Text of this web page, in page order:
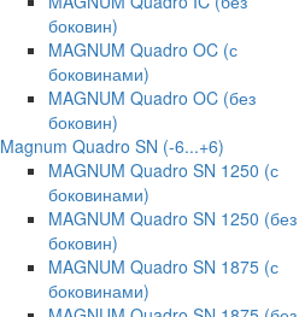
боковин)
MAGNUM Quadro OC (с
боковинами)
MAGNUM Quadro OC (без
боковин)
Magnum Quadro SN (-6...+6)
MAGNUM Quadro SN 1250 (с
боковинами)
MAGNUM Quadro SN 1250 (без
боковин)
MAGNUM Quadro SN 1875 (с
боковинами)